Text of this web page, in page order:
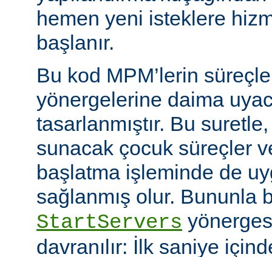
hemen yeni isteklere
başlanır.
Bu kod MPM’lerin
yönergelerine daima
tasarlanmıştır. Bu
sunacak çocuk süreçler
başlatma işleminde de
sağlanmış olur. Bununla
StartServers
davranılır: İlk saniye